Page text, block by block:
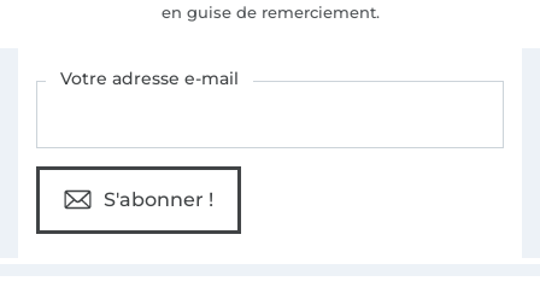
en guise de remerciement.
Votre adresse e-mail
S'abonner !